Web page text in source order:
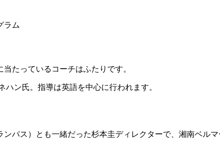
ラム
たっているコーチはふたりです。
ン氏。指導は英語を中心に行われます。
パス）とも一緒だった杉本圭ディレクターで、湘南ベル